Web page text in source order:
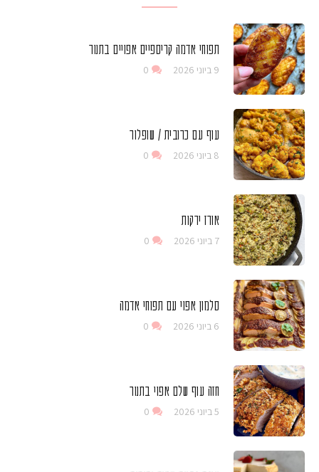
תפוחי אדמה קריספיים אפויים בתנור
9 ביוני 2026 0
עוף עם כרובית / שופלור
8 ביוני 2026 0
אורז ירקות
7 ביוני 2026 0
סלמון אפוי עם תפוחי אדמה
6 ביוני 2026 0
חזה עוף שלם אפוי בתנור
5 ביוני 2026 0